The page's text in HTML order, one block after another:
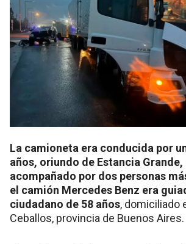
La camioneta era conducida por
años, oriundo de Estancia
acompañado por dos personas
el camión Mercedes Benz era
ciudadano de 58 años, domiciliado
Ceballos, provincia de Buenos Aires.